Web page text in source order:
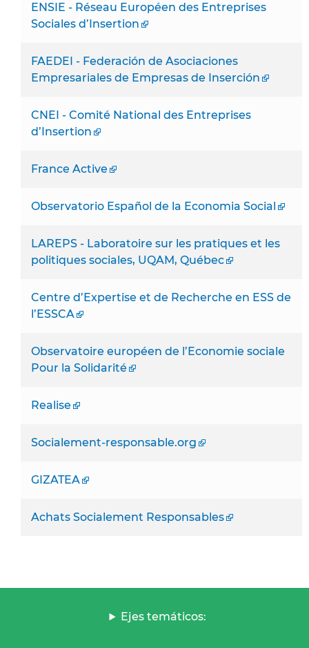
ENSIE - Réseau Européen des Entreprises
Sociales d’Insertion
FAEDEI - Federación de Asociaciones
Empresariales de Empresas de Inserción
CNEI - Comité National des Entreprises
d’Insertion
France Active
Observatorio Español de la Economia Social
LAREPS - Laboratoire sur les pratiques et les
politiques sociales, UQAM, Québec
Centre d’Expertise et de Recherche en ESS de
l’ESSCA
Observatoire européen de l’Economie sociale
Pour la Solidarité
Realise
Socialement-responsable.org
GIZATEA
Achats Socialement Responsables
Ejes temáticos: